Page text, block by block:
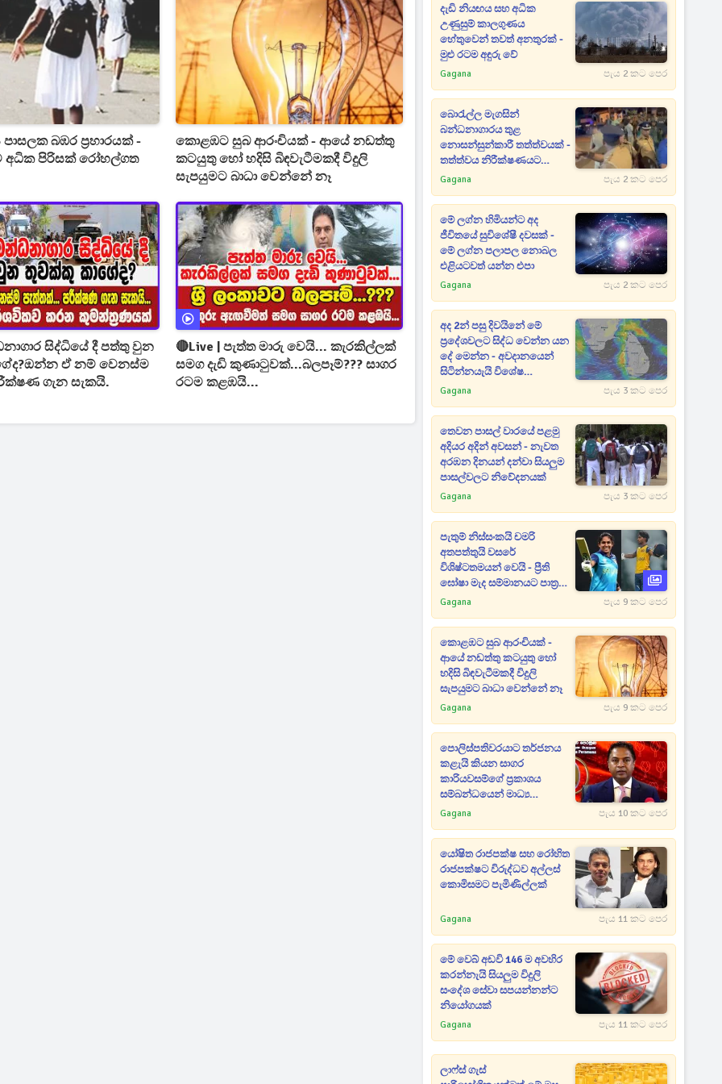
බඹර ප්‍රහාරයක් -
අධික පිරිසක් රෝහල්ගත
කොළඹට සුබ ආරංචියක් - ආයේ නඩත්තු
කටයුතු හෝ හදිසි බිඳවැටීමකදී විදුලි
සැපයුමට බාධා වෙන්නේ නෑ
සිද්ධියේ දී පත්තු වුන
ඒ නම් වෙනස්ම
ගැන සැකයි.
🔴Live | පැත්ත මාරු වෙයි... කැරකිල්ලක්
සමග දැඩි කුණාටුවක්...බලපෑම්??? සාගර
රටම කළඹයි...
දැඩි නියඟය සහ අධික
උණුසුම් කාලගුණය
හේතුවෙන් තවත් අනතුරක් -
මුළු රටම අඳුරු වේ
Gagana පැය 2 කට පෙර
බොරැල්ල මැගසින්
බන්ධනාගාරය තුළ
නොසන්සුන්කාරී තත්ත්වයක් -
තත්ත්වය නිරීක්ෂණයට
ඩ්‍රෝන යානා ද යොදවයි
Gagana පැය 2 කට පෙර
මේ ලග්න හිමියන්ට අද
ජීවිතයේ සුවිශේෂී දවසක් -
මේ ලග්න පලාපල නොබල
එළියටවත් යන්න එපා
Gagana පැය 2 කට පෙර
අද 2න් පසු දිවයිනේ මේ
ප්‍රදේශවලට සිද්ධ වෙන්න යන
දේ මෙන්න - අවදානයෙන්
සිටින්නයැයි විශේෂ
නිවේදනයක්
Gagana පැය 3 කට පෙර
තෙවන පාසල් වාරයේ පළමු
අදියර අදින් අවසන් - නැවත
අරඹන දිනයන් දන්වා සියලුම
පාසල්වලට නිවේදනයක්
Gagana පැය 3 කට පෙර
පැතුම් නිස්සංකයි චමරි
අතපත්තුයි වසරේ
විශිෂ්ටතමයන් වෙයි - ප්‍රීති
ඝෝෂා මැද සම්මානයට පාත්‍ර
වෙයි
Gagana පැය 9 කට පෙර
කොළඹට සුබ ආරංචියක් -
ආයේ නඩත්තු කටයුතු හෝ
හදිසි බිඳවැටීමකදී විදුලි
සැපයුමට බාධා වෙන්නේ නෑ
Gagana පැය 9 කට පෙර
පොලිස්පතිවරයාට තර්ජනය
කළැයි කියන සාගර
කාරියවසම්ගේ ප්‍රකාශය
සම්බන්ධයෙන් මාධ්‍ය
ආයතනවලටත් නියෝගයක්
Gagana පැය 10 කට පෙර
යෝෂිත රාජපක්ෂ සහ රෝහිත
රාජපක්ෂට විරුද්ධව අල්ලස්
කොමිසමට පැමිණිල්ලක්
Gagana පැය 11 කට පෙර
මේ වෙබ් අඩවි 146 ම අවහිර
කරන්නැයි සියලුම විදුලි
සංදේශ සේවා සපයන්නන්ට
නියෝගයක්
Gagana පැය 11 කට පෙර
ලාෆ්ස් ගැස්